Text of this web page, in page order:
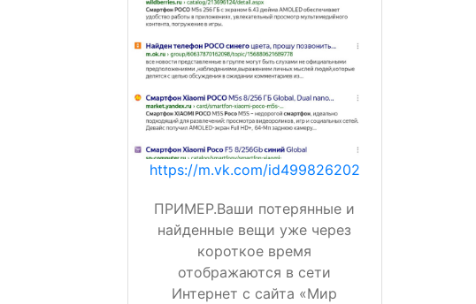
https://m.vk.com/id499826202
ПРИМЕР.Ваши потерянные и
найденные вещи уже через
короткое время
отображаются в сети
Интернет с сайта «Мир